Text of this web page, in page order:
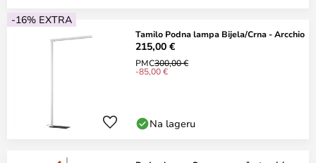
-16% EXTRA
Tamilo Podna lampa Bijela/Crna - Arcchio
215,00 €
PMC300,00 €
-85,00 €
Na lageru